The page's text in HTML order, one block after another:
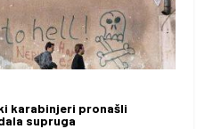
karabinjeri pronašli
supruga